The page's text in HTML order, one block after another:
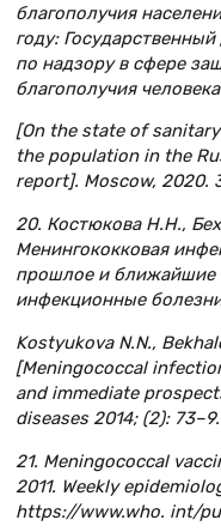
благополучия
году:
по надзору в сфере
благополучия
[On the state of
the population in the
report]. Moscow, 2020.
20. Костюкова Н.Н.,
Менингококковая
прошлое и ближайшие
инфекционные
Kostyukova N.N.,
[Meningococcal
and immediate
diseases 2014; (2):
21. Meningococcal
2011. Weekly
https://www.who. int/